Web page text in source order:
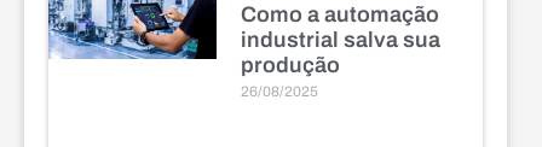
Como a automação
industrial salva sua
produção
26/08/2025